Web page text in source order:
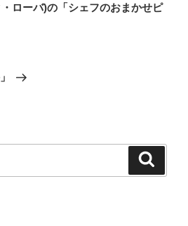
ローバ)の「シェフのおまかせピ